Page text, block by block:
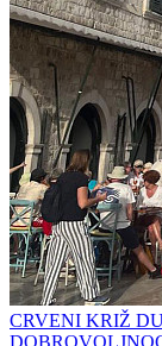
CRVENI KRIŽ